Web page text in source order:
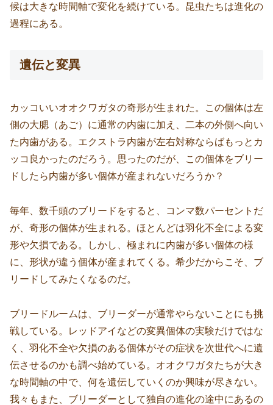
候は大きな時間軸で変化を続けている。昆虫たちは進化の
過程にある。
遺伝と変異
カッコいいオオクワガタの奇形が生まれた。この個体は左
側の大腮（あご）に通常の内歯に加え、二本の外側へ向い
た内歯がある。エクストラ内歯が左右対称ならばもっとカ
ッコ良かったのだろう。思ったのだが、この個体をブリー
ドしたら内歯が多い個体が産まれないだろうか？
毎年、数千頭のブリードをすると、コンマ数パーセントだ
が、奇形の個体が生まれる。ほとんどは羽化不全による変
形や欠損である。しかし、極まれに内歯が多い個体の様
に、形状が違う個体が産まれてくる。希少だからこそ、ブ
リードしてみたくなるのだ。
ブリードルームは、ブリーダーが通常やらないことにも挑
戦している。レッドアイなどの変異個体の実験だけではな
く、羽化不全や欠損のある個体がその症状を次世代へに遺
伝させるのかも調べ始めている。オオクワガタたちが大き
な時間軸の中で、何を遺伝していくのか興味が尽きない。
我々もまた、ブリーダーとして独自の進化の途中にあるの